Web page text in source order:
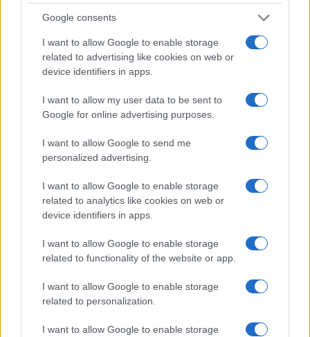
Google consents
I want to allow Google to enable storage
related to advertising like cookies on web or
device identifiers in apps.
I want to allow my user data to be sent to
Google for online advertising purposes.
I want to allow Google to send me
personalized advertising.
I want to allow Google to enable storage
related to analytics like cookies on web or
device identifiers in apps.
I want to allow Google to enable storage
related to functionality of the website or app.
I want to allow Google to enable storage
related to personalization.
I want to allow Google to enable storage
4.228,89 ευρώ, ενώ το 2018 έφτασε στα 5.688,89 ευρώ.
Δηλ. ο ιδιοκτήτης του ακινήτου πληρώνει περισσότερα
1.460 ευρώ ή 34,5%.
Ακολουθείστε το iPaideia.gr στο Google News